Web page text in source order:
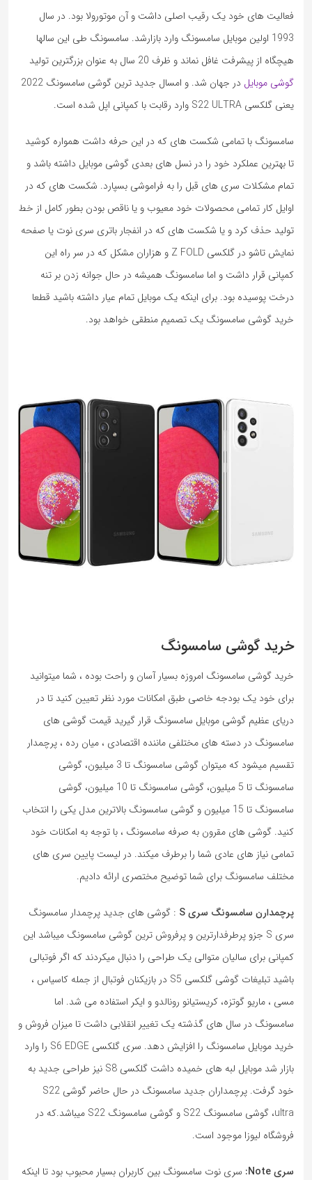
فعالیت های خود یک رقیب اصلی داشت و آن موتورولا بود. در سال
1993 اولین موبایل سامسونگ وارد بازارشد. سامسونگ طی این سالها
هیچگاه از پیشرفت غافل نماند و ظرف 20 سال به عنوان بزرگترین تولید
گوشی موبایل
در جهان شد. و امسال جدید ترین گوشی سامسونگ 2022
یعنی گلکسی S22 ULTRA وارد رقابت با کمپانی اپل شده است.
سامسونگ با تمامی شکست های که در این حرفه داشت همواره کوشید
تا بهترین عملکرد خود را در نسل های بعدی گوشی موبایل داشته باشد و
تمام مشکلات سری های قبل را به فراموشی بسپارد. شکست های که در
اوایل کار تمامی محصولات خود معیوب و یا ناقص بودن بطور کامل از خط
تولید حذف کرد و یا شکست های که در انفجار باتری سری نوت یا صفحه
نمایش تاشو در گلکسی Z FOLD و هزاران مشکل که در سر راه این
کمپانی قرار داشت و اما سامسونگ همیشه در حال جوانه زدن بر تنه
درخت پوسیده بود. برای اینکه یک موبایل تمام عیار داشته باشید قطعا
خرید گوشی سامسونگ یک تصمیم منطقی خواهد بود.
خرید گوشی سامسونگ
خرید گوشی سامسونگ امروزه بسیار آسان و راحت بوده ، شما میتوانید
برای خود یک بودجه خاصی طبق امکانات مورد نظر تعیین کنید تا در
دریای عظیم گوشی موبایل سامسونگ قرار گیرید قیمت گوشی های
سامسونگ در دسته های مختلفی ماننده اقتصادی ، میان رده ، پرچمدار
تقسیم میشود که میتوان گوشی سامسونگ تا 3 میلیون، گوشی
سامسونگ تا 5 میلیون، گوشی سامسونگ تا 10 میلیون، گوشی
سامسونگ تا 15 میلیون و گوشی سامسونگ بالاترین مدل یکی را انتخاب
کنید. گوشی های مقرون به صرفه سامسونگ ، با توجه به امکانات خود
تمامی نیاز های عادی شما را برطرف میکند. در لیست پایین سری های
مختلف سامسونگ برای شما توضیح مختصری ارائه دادیم.
پرچمدارن سامسونگ سری S
: گوشی های جدید پرچمدار سامسونگ
سری S جزو پرطرفدارترین و پرفروش ترین گوشی سامسونگ میباشد این
کمپانی برای سالیان متوالی یک طراحی را دنبال میکردند که اگر فوتبالی
باشید تبلیغات گوشی گلکسی S5 در بازیکنان فوتبال از جمله کاسیاس ،
مسی ، ماریو گوتزه، کریستیانو رونالدو و ایکر استفاده می شد. اما
سامسونگ در سال های گذشته یک تغییر انقلابی داشت تا میزان فروش و
خرید موبایل سامسونگ را افزایش دهد. سری گلکسی S6 EDGE را وارد
بازار شد موبایل لبه های خمیده داشت گلکسی S8 نیز طراحی جدید به
خود گرفت. پرچمداران جدید سامسونگ در حال حاضر گوشی S22
ultra، گوشی سامسونگ S22 و گوشی سامسونگ S22 میباشد.که در
فروشگاه لیوزا موجود است.
سری Note:
سری نوت سامسونگ بین کاربران بسیار محبوب بود تا اینکه